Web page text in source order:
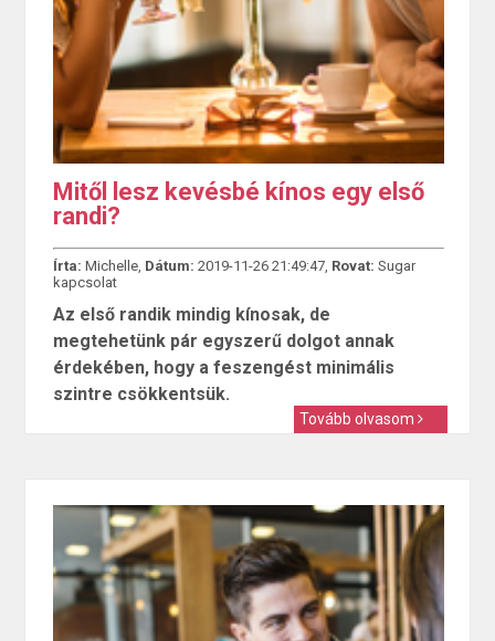
Mitől lesz kevésbé kínos egy első
randi?
Írta: Michelle, Dátum: 2019-11-26 21:49:47, Rovat: Sugar
kapcsolat
Az első randik mindig kínosak, de
megtehetünk pár egyszerű dolgot annak
érdekében, hogy a feszengést minimális
szintre csökkentsük.
Tovább olvasom